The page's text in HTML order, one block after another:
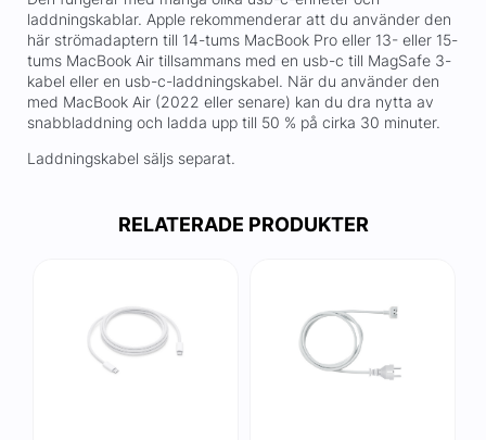
laddningskablar. Apple rekommenderar att du använder den
här strömadaptern till 14-tums MacBook Pro eller 13- eller 15-
tums MacBook Air tillsammans med en usb-c till MagSafe 3-
kabel eller en usb-c-laddningskabel. När du använder den
med MacBook Air (2022 eller senare) kan du dra nytta av
snabbladdning och ladda upp till 50 % på cirka 30 minuter.
Laddningskabel säljs separat.
RELATERADE PRODUKTER